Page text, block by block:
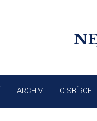
ARCHIV O SBÍRCE